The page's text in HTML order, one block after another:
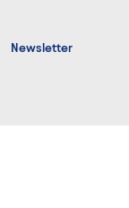
Newsletter